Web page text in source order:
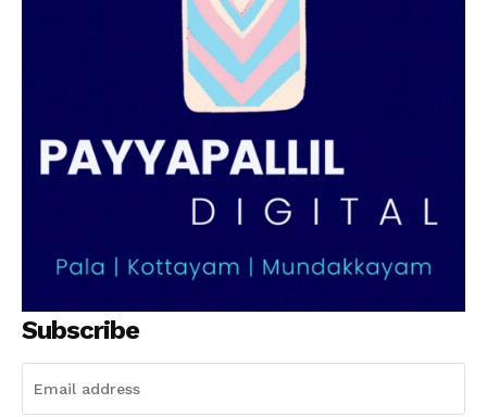
SUBSCRIBE NOW
PALA VISION
About
My account
Subscribe